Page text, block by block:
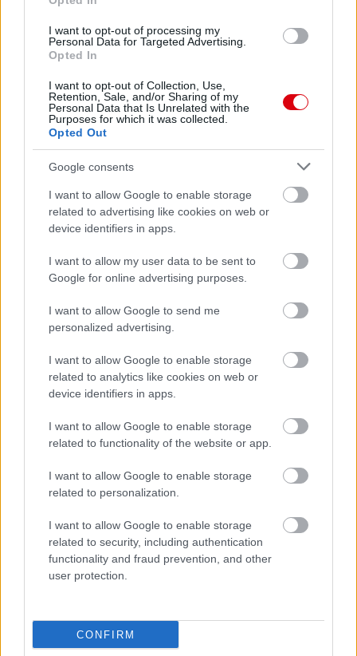
I want to opt-out of processing my
Personal Data for Targeted Advertising.
Opted In
I want to opt-out of Collection, Use,
Retention, Sale, and/or Sharing of my
Personal Data that Is Unrelated with the
Purposes for which it was collected.
Opted Out
Google consents
I want to allow Google to enable storage
related to advertising like cookies on web or
device identifiers in apps.
I want to allow my user data to be sent to
Google for online advertising purposes.
I want to allow Google to send me
personalized advertising.
I want to allow Google to enable storage
related to analytics like cookies on web or
device identifiers in apps.
I want to allow Google to enable storage
related to functionality of the website or app.
I want to allow Google to enable storage
related to personalization.
I want to allow Google to enable storage
related to security, including authentication
functionality and fraud prevention, and other
user protection.
CONFIRM
Meccs Center
Paris Saint-Germainvs
Manchester United
Nya Ullevi, Göteborg
2026-08-08 17:00